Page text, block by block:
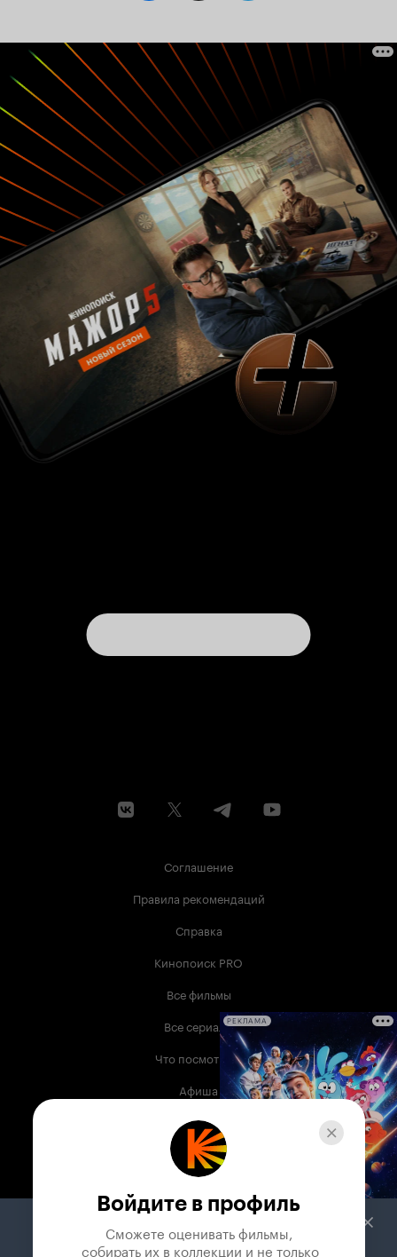
Соглашение
Правила рекомендаций
Справка
Кинопоиск PRO
Все фильмы
Все сериалы
Что посмотреть
Афиша
Музыка
Телепрограмма
Служба поддержки
РЕКЛАМА
Войдите в профиль
Сможете оценивать фильмы,
собирать их в коллекции и не только